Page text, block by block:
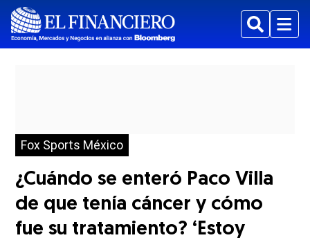
BuscarMenu
Fox Sports México
¿Cuándo se enteró Paco Villa
de que tenía cáncer y cómo
fue su tratamiento? ‘Estoy